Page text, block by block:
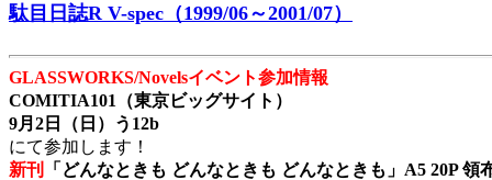
駄目日誌R V-spec（1999/06～2001/07）
GLASSWORKS/Novelsイベント参加情報
COMITIA101（東京ビッグサイト）
9月2日（日）う12b
にて参加します！
新刊
「どんなときも どんなときも どんなときも」A5 20P 領